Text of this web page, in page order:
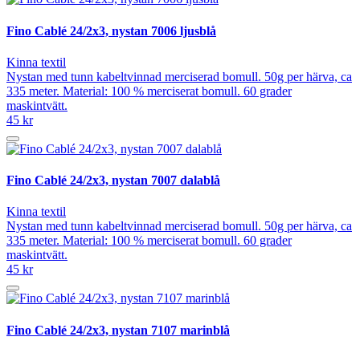
Fino Cablé 24/2x3, nystan 7006 ljusblå
Kinna textil
Nystan med tunn kabeltvinnad merciserad bomull. 50g per härva, ca
335 meter. Material: 100 % merciserat bomull. 60 grader
maskintvätt.
45 kr
Fino Cablé 24/2x3, nystan 7007 dalablå
Kinna textil
Nystan med tunn kabeltvinnad merciserad bomull. 50g per härva, ca
335 meter. Material: 100 % merciserat bomull. 60 grader
maskintvätt.
45 kr
Fino Cablé 24/2x3, nystan 7107 marinblå